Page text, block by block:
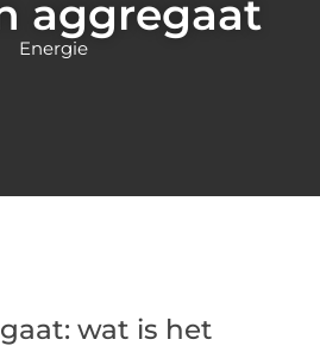
aggregaat
Energie
wat is het